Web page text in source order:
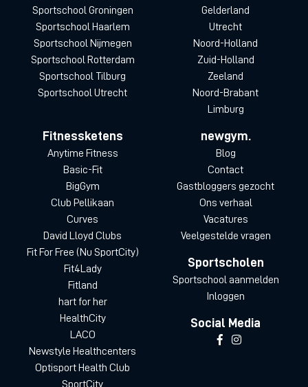
Sportschool Groningen
Sportschool Haarlem
Sportschool Nijmegen
Sportschool Rotterdam
Sportschool Tilburg
Sportschool Utrecht
Gelderland
Utrecht
Noord-Holland
Zuid-Holland
Zeeland
Noord-Brabant
Limburg
Fitnessketens
Anytime Fitness
Basic-Fit
BigGym
Club Pellikaan
Curves
David Lloyd Clubs
Fit For Free (Nu SportCity)
Fit4Lady
Fitland
hart for her
HealthCity
LACO
Newstyle Healthcenters
Optisport Health Club
SportCity
newgym.
Blog
Contact
Gastbloggers gezocht
Ons verhaal
Vacatures
Veelgestelde vragen
Sportscholen
Sportschool aanmelden
Inloggen
Social Media